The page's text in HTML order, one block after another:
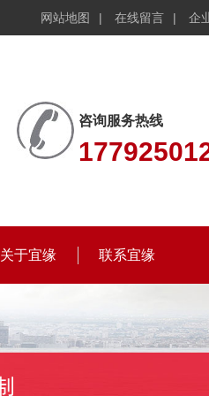
网站地图 | 在线留言 | 企
咨询服务热线
关于宜缘 联系宜缘